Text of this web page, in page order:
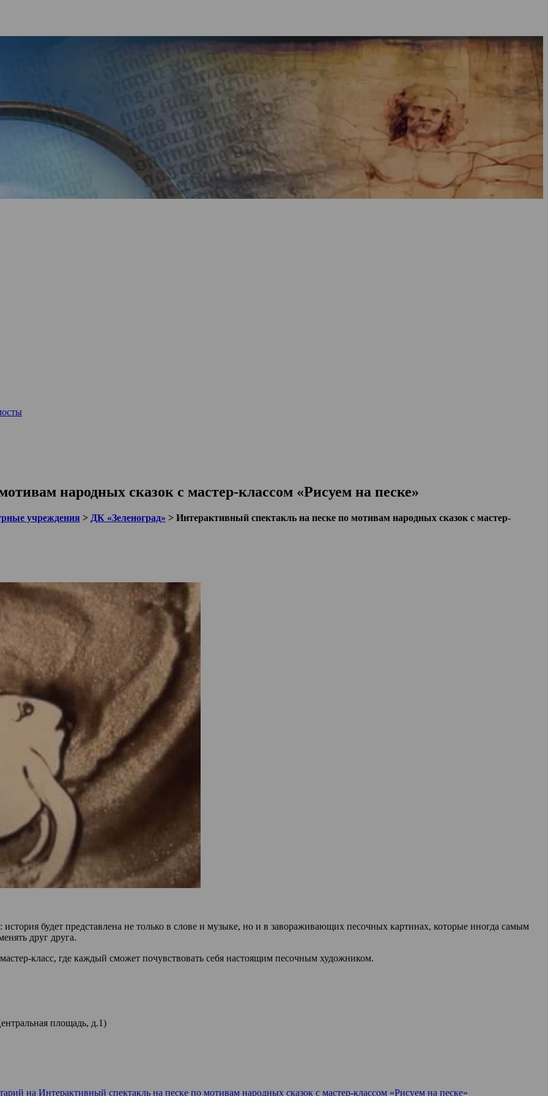
народных сказок с мастер-классом «Рисуем на песке»
учреждения > ДК «Зеленоград» > Интерактивный спектакль на песке по мотивам народных сказок с мастер-
будет представлена не только в слове и музыке, но и в завораживающих песочных картинах, которые иногда самым
друг друга.
класс, где каждый сможет почувствовать себя настоящим песочным художником.
площадь, д.1)
на Интерактивный спектакль на песке по мотивам народных сказок с мастер-классом «Рисуем на песке»